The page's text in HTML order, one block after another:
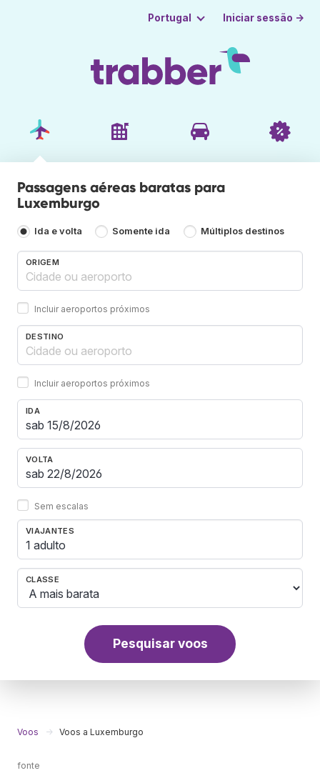
Portugal Iniciar sessão →
Passagens aéreas baratas para
Luxemburgo
Ida e volta Somente ida Múltiplos destinos
ORIGEM
Incluir aeroportos próximos
DESTINO
Incluir aeroportos próximos
IDA
VOLTA
Sem escalas
VIAJANTES
1 adulto
CLASSE
Pesquisar voos
Voos Voos a Luxemburgo
fonte